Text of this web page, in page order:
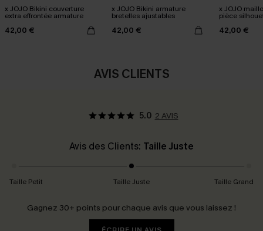
x JOJO Bikini couverture
extra effrontée armature
42,00 €
x JOJO Bikini armature
bretelles ajustables
42,00 €
x JOJO
pièce
42,00 €
AVIS CLIENTS
5.0 2 AVIS
Avis des Clients: Taille Juste
Taille Petit Taille Juste Taille Grand
Gagnez 30+ points pour chaque avis que vous laissez !